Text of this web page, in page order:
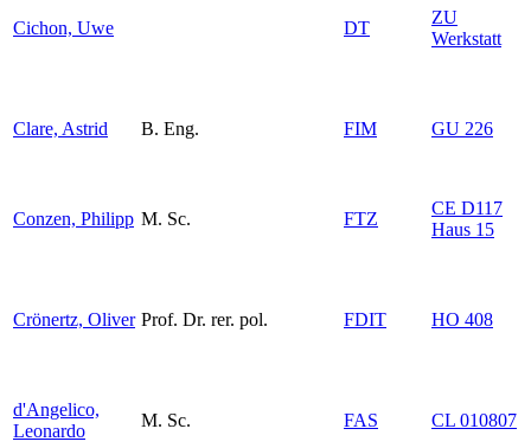
Cichon, Uwe DT
ZU
Werkstatt
Clare, Astrid B. Eng. FIM GU 226
Conzen, Philipp M. Sc. FTZ
CE D117
Haus 15
Crönertz, Oliver Prof. Dr. rer. pol. FDIT HO 408
d'Angelico,
Leonardo
M. Sc. FAS CL 010807